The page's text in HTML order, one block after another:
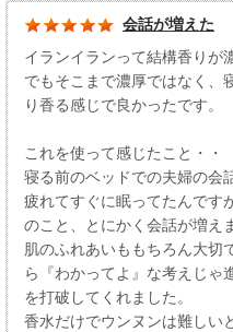
会話が増えた
イランイランって結構香りが
でもそこまで濃厚ではなく、
り香る感じで良かったです。
これを使って感じたこと・・
寝る前のベッドでの夫婦の会
疲れてすぐに眠ってたんです
のこと、とにかく会話が増え
肌のふれあいももちろん大切
ら『わかってよ』な考えじゃ
を打破してくれました。
香水だけでウンヌンは難しい